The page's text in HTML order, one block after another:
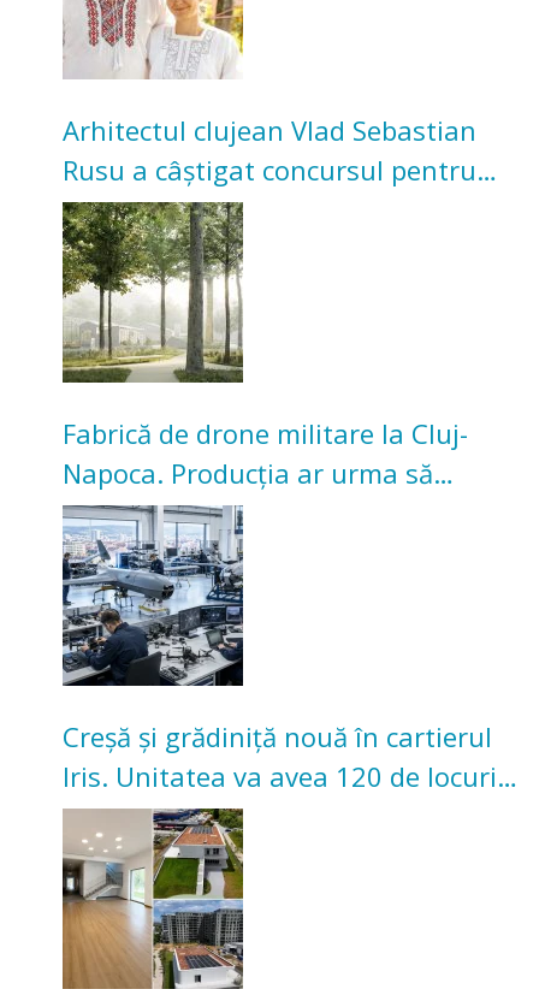
Arhitectul clujean Vlad Sebastian
Rusu a câștigat concursul pentru
transformarea Grădinii Casei
Universitarilor
Fabrică de drone militare la Cluj-
Napoca. Producția ar urma să
înceapă în toamna acestui an
Creșă și grădiniță nouă în cartierul
Iris. Unitatea va avea 120 de locuri
pentru copii